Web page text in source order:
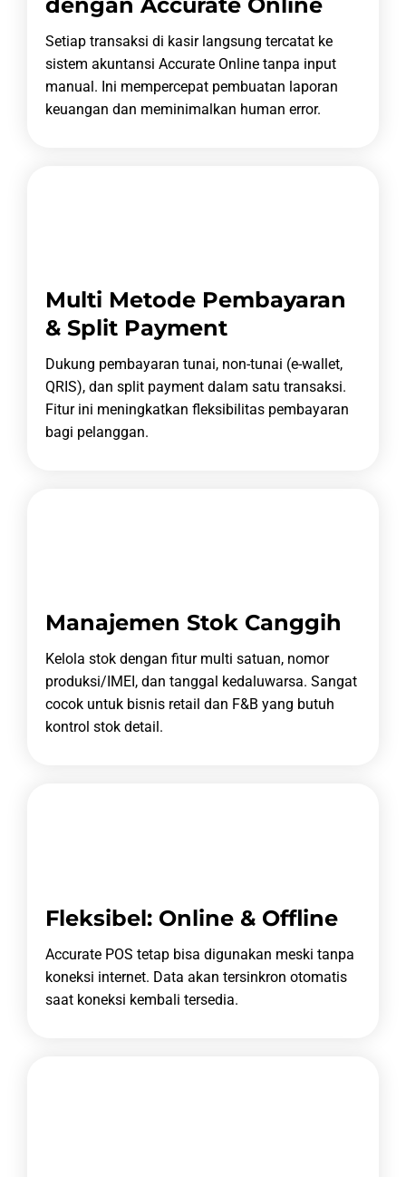
Setiap transaksi di kasir langsung tercatat ke
sistem akuntansi Accurate Online tanpa input
manual. Ini mempercepat pembuatan laporan
keuangan dan meminimalkan human error.
Multi Metode Pembayaran
& Split Payment
Dukung pembayaran tunai, non-tunai (e-wallet,
QRIS), dan split payment dalam satu transaksi.
Fitur ini meningkatkan fleksibilitas pembayaran
bagi pelanggan.
Manajemen Stok Canggih
Kelola stok dengan fitur multi satuan, nomor
produksi/IMEI, dan tanggal kedaluwarsa. Sangat
cocok untuk bisnis retail dan F&B yang butuh
kontrol stok detail.
Fleksibel: Online & Offline
Accurate POS tetap bisa digunakan meski tanpa
koneksi internet. Data akan tersinkron otomatis
saat koneksi kembali tersedia.